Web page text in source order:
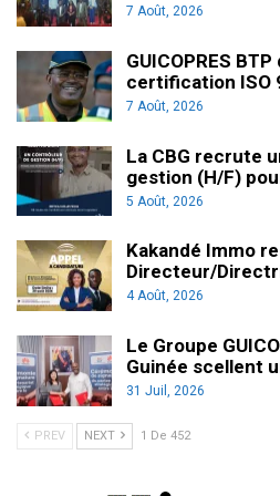
7 Août, 2026
GUICOPRES
certification ISO
7 Août, 2026
La CBG recrute
gestion (H/F)
5 Août, 2026
Kakandé Immo
Directeur/
4 Août, 2026
Le Groupe
Guinée scellent
31 Juil, 2026
PREV NEXT 1 De 452